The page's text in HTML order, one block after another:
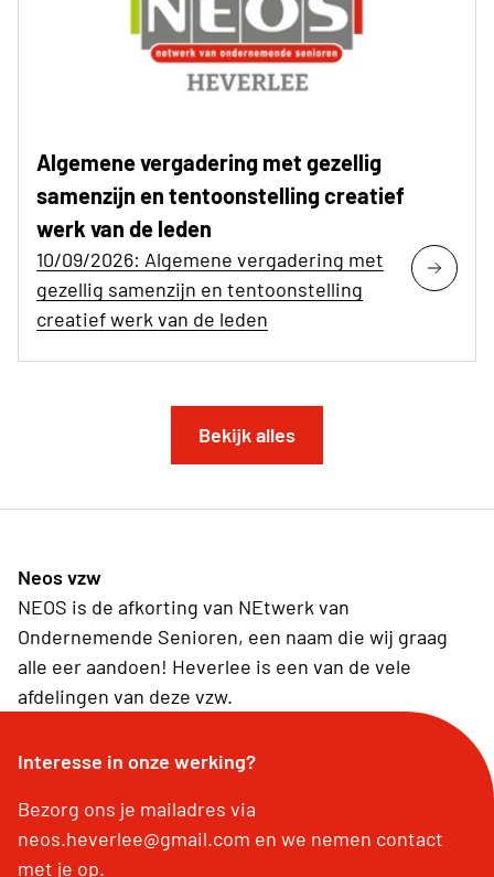
Algemene vergadering met gezellig
samenzijn en tentoonstelling creatief
werk van de leden
10/09/2026: Algemene vergadering met
gezellig samenzijn en tentoonstelling
creatief werk van de leden
Bekijk alles
Neos vzw
NEOS is de afkorting van NEtwerk van
Ondernemende Senioren, een naam die wij graag
alle eer aandoen! Heverlee is een van de vele
afdelingen van deze vzw.
Interesse in onze werking?
Bezorg ons je mailadres via
neos.heverlee@gmail.com en we nemen contact
met je op.